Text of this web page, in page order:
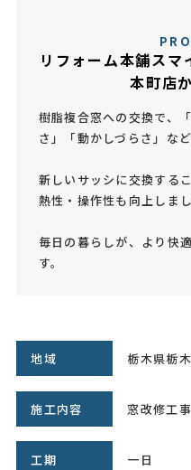
リフォーム本舗ス
本町店
樹脂複合窓への交換で、
さ」「動かしづらさ」な
新しいサッシに交換する
熱性・操作性も向上しまし
毎日の暮らしが、より快
す。
地域 栃木県栃
施工内容 窓改修工事
工期 一日